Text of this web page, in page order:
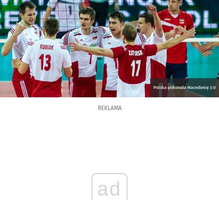
Polska pokonała Macedonię 3:0
REKLAMA
ad